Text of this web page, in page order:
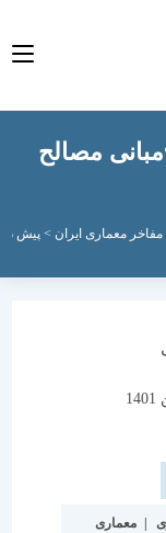
مصالح
ایران > پیش درآمدی